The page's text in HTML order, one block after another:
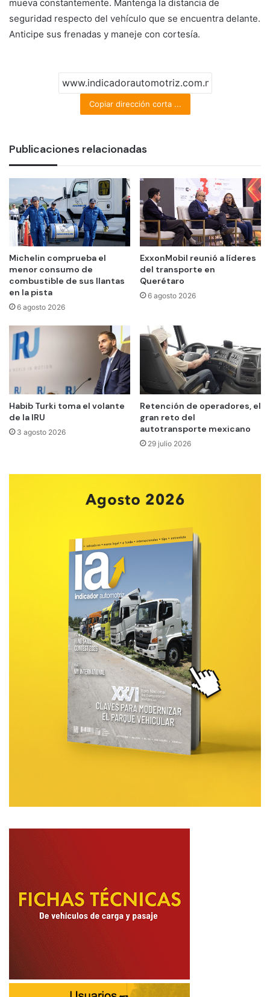
mueva constantemente. Mantenga la distancia de
seguridad respecto del vehículo que se encuentra delante.
Anticipe sus frenadas y maneje con cortesía.
Copiar dirección corta ...
Publicaciones relacionadas
Michelin comprueba el
menor consumo de
combustible de sus llantas
en la pista
6 agosto 2026
ExxonMobil reunió a líderes
del transporte en
Querétaro
6 agosto 2026
Habib Turki toma el volante
de la IRU
3 agosto 2026
Retención de operadores, el
gran reto del
autotransporte mexicano
29 julio 2026